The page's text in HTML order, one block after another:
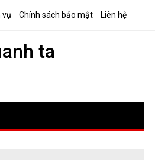
vụ Chính sách bảo mật Liên hệ
ta